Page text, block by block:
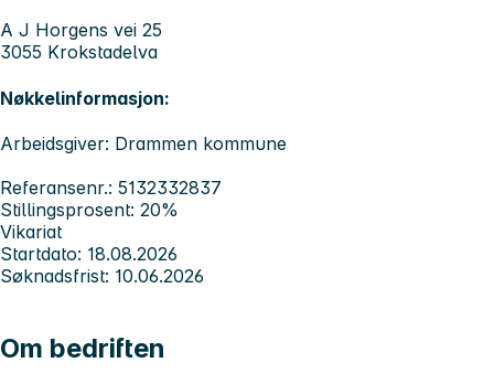
A J Horgens vei 25
3055 Krokstadelva
Nøkkelinformasjon:
Arbeidsgiver: Drammen kommune
Referansenr.: 5132332837
Stillingsprosent: 20%
Vikariat
Startdato: 18.08.2026
Søknadsfrist: 10.06.2026
Om bedriften